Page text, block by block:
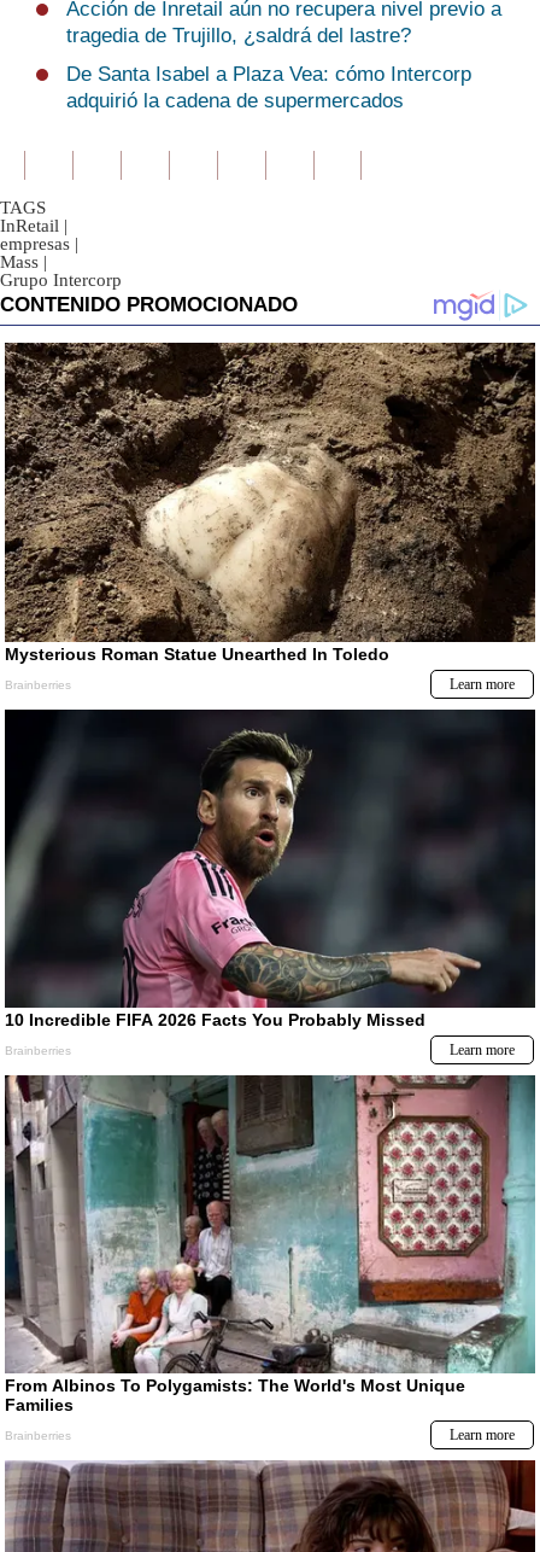
Acción de Inretail aún no recupera nivel previo a
tragedia de Trujillo, ¿saldrá del lastre?
De Santa Isabel a Plaza Vea: cómo Intercorp
adquirió la cadena de supermercados
TAGS
InRetail |
empresas |
Mass |
Grupo Intercorp